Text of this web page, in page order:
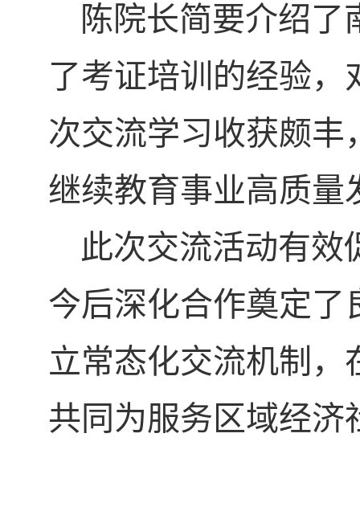
陈院长简要介绍
了考证培训的经验
次交流学习收获颇丰
继续教育事业高质量
此次交流活动有
今后深化合作奠定了
立常态化交流机制
共同为服务区域经济